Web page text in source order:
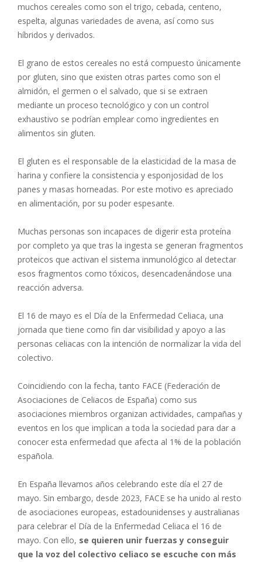
muchos cereales como son el trigo, cebada, centeno,
espelta, algunas variedades de avena, así como sus
híbridos y derivados.
El grano de estos cereales no está compuesto únicamente
por gluten, sino que existen otras partes como son el
almidón, el germen o el salvado, que si se extraen
mediante un proceso tecnológico y con un control
exhaustivo se podrían emplear como ingredientes en
alimentos sin gluten.
El gluten es el responsable de la elasticidad de la masa de
harina y confiere la consistencia y esponjosidad de los
panes y masas horneadas. Por este motivo es apreciado
en alimentación, por su poder espesante.
Muchas personas son incapaces de digerir esta proteína
por completo ya que tras la ingesta se generan fragmentos
proteicos que activan el sistema inmunológico al detectar
esos fragmentos como tóxicos, desencadenándose una
reacción adversa.
El 16 de mayo es el Día de la Enfermedad Celiaca, una
jornada que tiene como fin dar visibilidad y apoyo a las
personas celiacas con la intención de normalizar la vida del
colectivo.
Coincidiendo con la fecha, tanto FACE (Federación de
Asociaciones de Celiacos de España) como sus
asociaciones miembros organizan actividades, campañas y
eventos en los que implican a toda la sociedad para dar a
conocer esta enfermedad que afecta al 1% de la población
española.
En España llevamos años celebrando este día el 27 de
mayo. Sin embargo, desde 2023, FACE se ha unido al resto
de asociaciones europeas, estadounidenses y australianas
para celebrar el Día de la Enfermedad Celiaca el 16 de
mayo. Con ello, se quieren unir fuerzas y conseguir
que la voz del colectivo celiaco se escuche con más